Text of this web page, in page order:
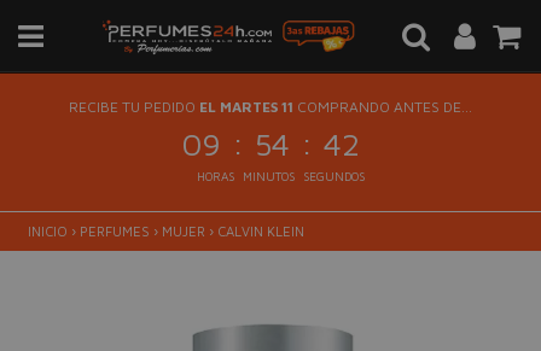
RECIBE TU PEDIDO EL MARTES 11 COMPRANDO ANTES DE...
09 : 54 : 41
HORAS MINUTOS SEGUNDOS
INICIO › PERFUMES › MUJER › CALVIN KLEIN